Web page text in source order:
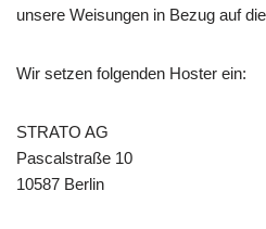
unsere Weisungen in Bezug auf
Wir setzen folgenden Hoster ein:
STRATO AG
Pascalstraße 10
10587 Berlin